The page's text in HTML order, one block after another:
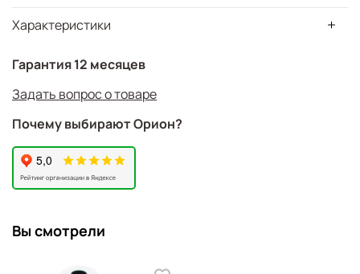
Характеристики
Гарантия 12 месяцев
Задать вопрос о товаре
Почему выбирают Орион?
Вы смотрели